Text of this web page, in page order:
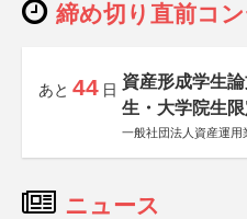
締め切り直前コ
あと 44 日 資産形成学生
生・大学院生限
一般社団法人資産運用
ニュース